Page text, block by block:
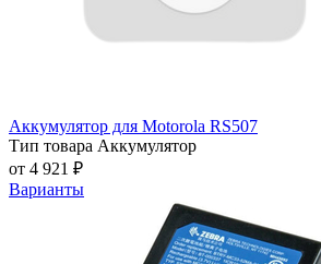
Аккумулятор для Motorola RS507
Тип товара Аккумулятор
от 4 921 ₽
Варианты